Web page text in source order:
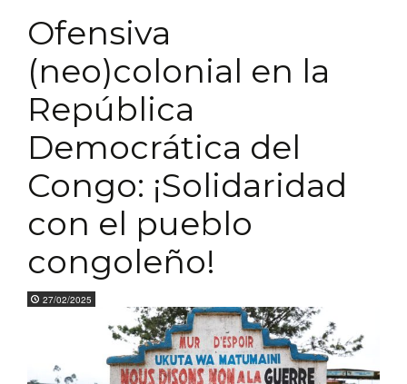
Ofensiva
(neo)colonial en la
República
Democrática del
Congo: ¡Solidaridad
con el pueblo
congoleño!
27/02/2025